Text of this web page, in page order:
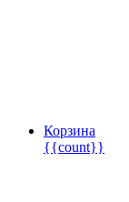
Корзина
{{count}}